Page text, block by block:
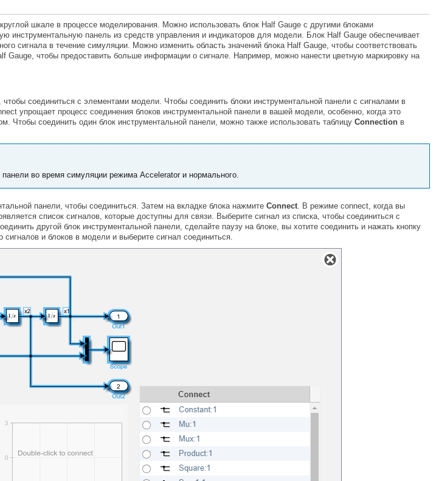
шкале в процессе моделирования. Можно использовать блок Half Gauge с другими блоками
инструментальную панель из средств управления и индикаторов для модели. Блок Half Gauge обеспечивает
сигнала в течение симуляции. Можно изменить область значений блока Half Gauge, чтобы соответствовать
Gauge, чтобы предоставить больше информации о сигнале. Например, можно нанести цветную маркировку на
соединиться с элементами модели. Чтобы соединить блоки инструментальной панели с сигналами в
упрощает процесс соединения блоков инструментальной панели в вашей модели, особенно, когда это
Чтобы соединить один блок инструментальной панели, можно также использовать таблицу Connection в
во время симуляции режима Accelerator и нормального.
панели, чтобы соединиться. Затем на вкладке блока нажмите Connect. В режиме connect, когда вы
список сигналов, которые доступны для связи. Выберите сигнал из списка, чтобы соединиться с
другой блок инструментальной панели, сделайте паузу на блоке, вы хотите соединить и нажать кнопку
и блоков в модели и выберите сигнал соединиться.